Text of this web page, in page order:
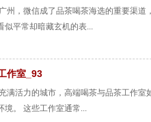
州，微信成了品茶喝茶海选的重要渠
似平常却暗藏玄机的表...
作室_93
满活力的城市，高端喝茶与品茶工作
境。 这些工作室通常...